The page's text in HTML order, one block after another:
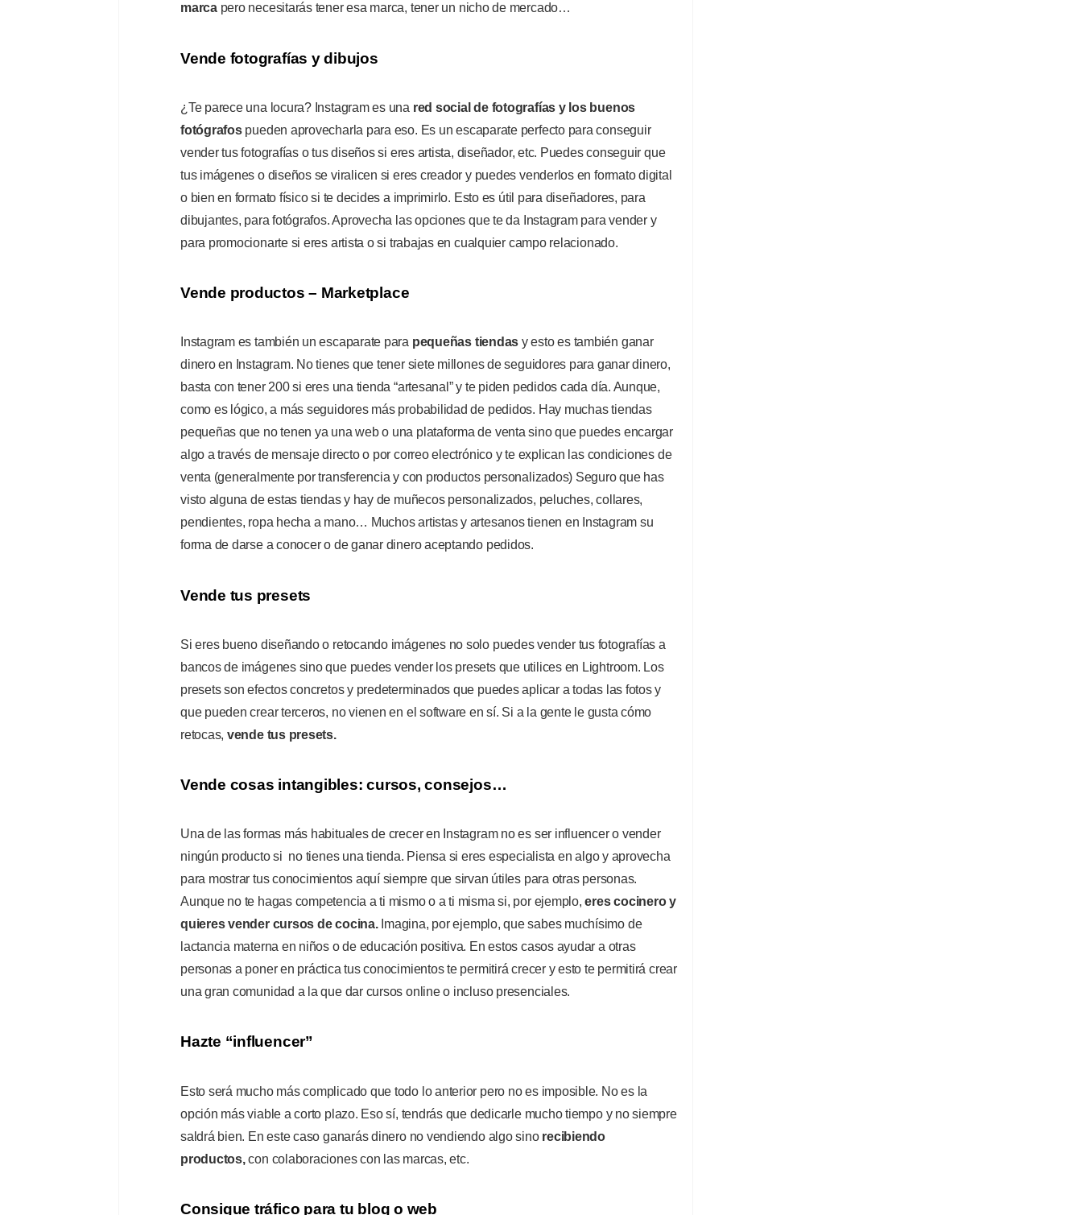
marcapero necesitarás tener esa marca, tener un nicho de mercado…
Vende fotografías y dibujos
¿Te parece una locura? Instagram es una red social de fotografías y los buenos
fotógrafospueden aprovecharla para eso. Es un escaparate perfecto para conseguir
vender tus fotografías o tus diseños si eres artista, diseñador, etc. Puedes conseguir que
tus imágenes o diseños se viralicen si eres creador y puedes venderlos en formato digital
o bien en formato físico si te decides a imprimirlo. Esto es útil para diseñadores, para
dibujantes, para fotógrafos. Aprovecha las opciones que te da Instagram para vender y
para promocionarte si eres artista o si trabajas en cualquier campo relacionado.
Vende productos – Marketplace
Instagram es también un escaparate para pequeñas tiendas y esto es también ganar
dinero en Instagram. No tienes que tener siete millones de seguidores para ganar dinero,
basta con tener 200 si eres una tienda “artesanal” y te piden pedidos cada día. Aunque,
como es lógico, a más seguidores más probabilidad de pedidos. Hay muchas tiendas
pequeñas que no tenen ya una web o una plataforma de venta sino que puedes encargar
algo a través de mensaje directo o por correo electrónico y te explican las condiciones de
venta (generalmente por transferencia y con productos personalizados) Seguro que has
visto alguna de estas tiendas y hay de muñecos personalizados, peluches, collares,
pendientes, ropa hecha a mano… Muchos artistas y artesanos tienen en Instagram su
forma de darse a conocer o de ganar dinero aceptando pedidos.
Vende tus presets
Si eres bueno diseñando o retocando imágenes no solo puedes vender tus fotografías a
bancos de imágenes sino que puedes vender los presets que utilices en Lightroom. Los
presets son efectos concretos y predeterminados que puedes aplicar a todas las fotos y
que pueden crear terceros, no vienen en el software en sí. Si a la gente le gusta cómo
retocas, vende tus presets.
Vende cosas intangibles: cursos, consejos…
Una de las formas más habituales de crecer en Instagram no es ser influencer o vender
ningún producto si no tienes una tienda. Piensa si eres especialista en algo y aprovecha
para mostrar tus conocimientos aquí siempre que sirvan útiles para otras personas.
Aunque no te hagas competencia a ti mismo o a ti misma si, por ejemplo,eres cocinero y
quieres vender cursos de cocina.Imagina, por ejemplo, que sabes muchísimo de
lactancia materna en niños o de educación positiva. En estos casos ayudar a otras
personas a poner en práctica tus conocimientos te permitirá crecer y esto te permitirá crear
una gran comunidad a la que dar cursos online o incluso presenciales.
Hazte “influencer”
Esto será mucho más complicado que todo lo anterior pero no es imposible. No es la
opción más viable a corto plazo. Eso sí, tendrás que dedicarle mucho tiempo y no siempre
saldrá bien. En este caso ganarás dinero no vendiendo algo sinorecibiendo
productos,con colaboraciones con las marcas, etc.
Consigue tráfico para tu blog o web